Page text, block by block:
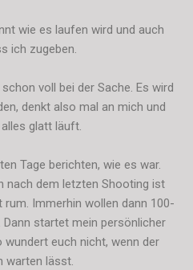
wie es laufen wird und auch
ich zugeben.
voll bei der Sache. Es wird
denkt also mal an mich und
glatt läuft.
Tage berichten, wie es war.
nach dem letzten Shooting ist
Immerhin wollen dann 100-
startet mein persönlicher
euch nicht, wenn der
warten lässt.